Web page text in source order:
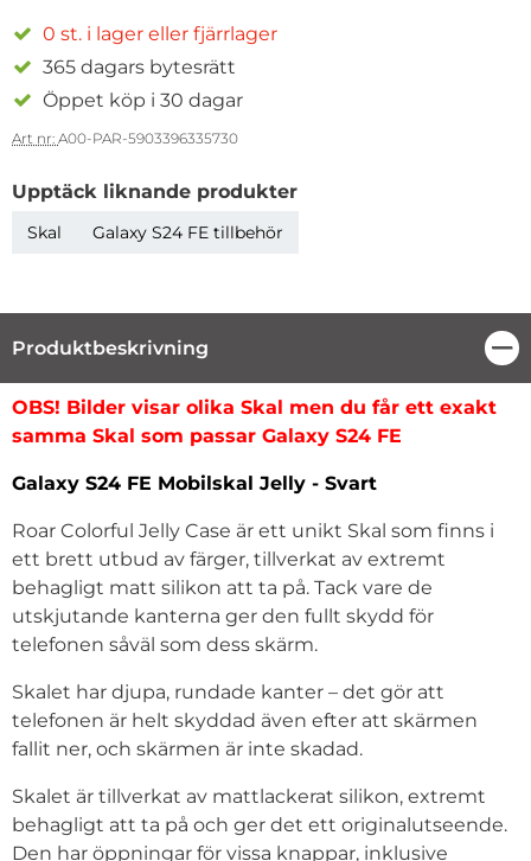
0 st. i lager eller fjärrlager
365 dagars bytesrätt
Öppet köp i 30 dagar
Art nr: A00-PAR-5903396335730
Upptäck liknande produkter
Skal Galaxy S24 FE tillbehör
Produktbeskrivning
Produktbeskrivning
OBS! Bilder visar olika Skal men du får ett exakt
samma Skal som passar Galaxy S24 FE
Galaxy S24 FE Mobilskal Jelly - Svart
Roar Colorful Jelly Case är ett unikt Skal som finns i
ett brett utbud av färger, tillverkat av extremt
behagligt matt silikon att ta på. Tack vare de
utskjutande kanterna ger den fullt skydd för
telefonen såväl som dess skärm.
Skalet har djupa, rundade kanter – det gör att
telefonen är helt skyddad även efter att skärmen
fallit ner, och skärmen är inte skadad.
Skalet är tillverkat av mattlackerat silikon, extremt
behagligt att ta på och ger det ett originalutseende.
Den har öppningar för vissa knappar, inklusive